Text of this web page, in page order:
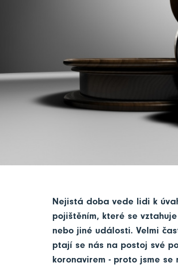
Nejistá doba vede lidi k
pojištěním, které se
nebo jiné události. Velmi
ptají se nás na postoj své
koronavirem - proto jsme